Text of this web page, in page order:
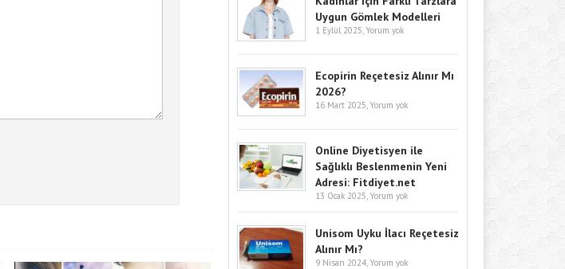
Uygun Gömlek Modelleri
1 Eylül 2025, Yorum yok
Ecopirin Reçetesiz Alınır Mı
2026?
16 Mart 2025, Yorum yok
Online Diyetisyen ile
Sağlıklı Beslenmenin Yeni
Adresi: Fitdiyet.net
13 Ocak 2025, Yorum yok
Unisom Uyku İlacı Reçetesiz
Alınır Mı?
9 Nisan 2024, Yorum yok